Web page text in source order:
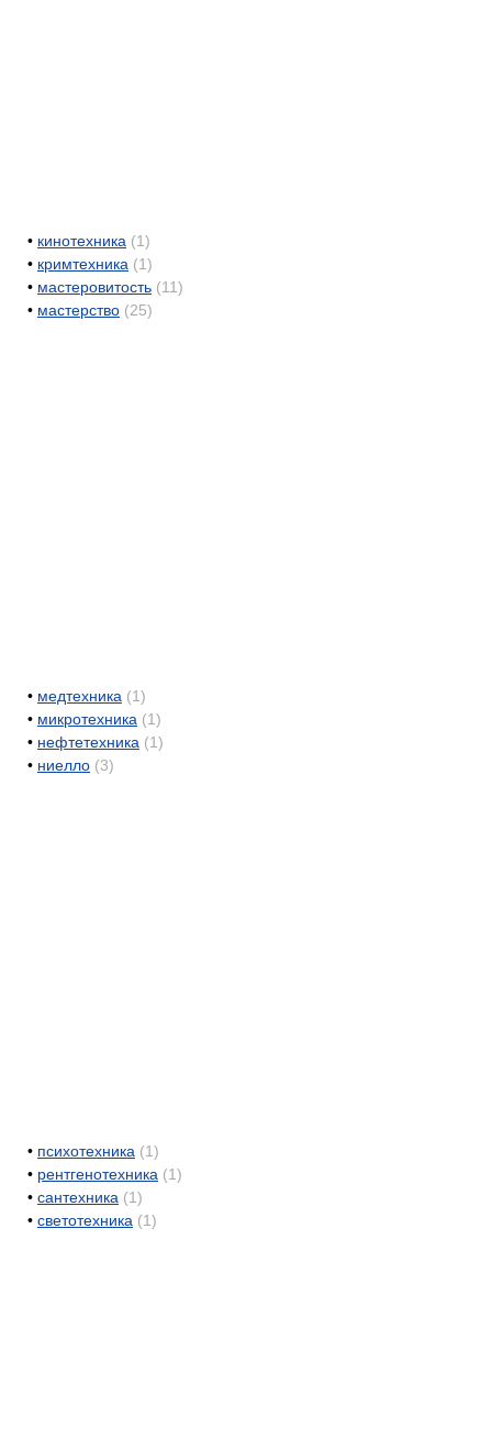
• кинотехника (1)
• кримтехника (1)
• мастеровитость (11)
• мастерство (25)
• медтехника (1)
• микротехника (1)
• нефтетехника (1)
• ниелло (3)
• психотехника (1)
• рентгенотехника (1)
• сантехника (1)
• светотехника (1)